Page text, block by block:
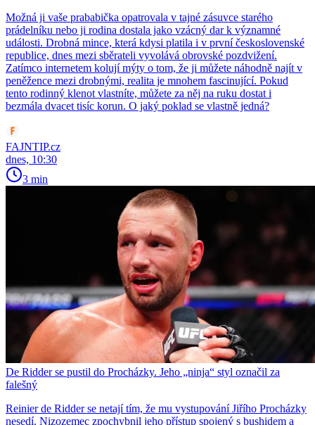
Možná ji vaše prababička opatrovala v tajné zásuvce starého
prádelníku nebo ji rodina dostala jako vzácný dar k významné
události. Drobná mince, která kdysi platila i v první československé
republice, dnes mezi sběrateli vyvolává obrovské pozdvižení.
Zatímco internetem kolují mýty o tom, že ji můžete náhodně najít v
peněžence mezi drobnými, realita je mnohem fascinující. Pokud
tento rodinný klenot vlastníte, můžete za něj na ruku dostat i
bezmála dvacet tisíc korun. O jaký poklad se vlastně jedná?
FAJNTIP.cz
dnes, 10:30
3 min
De Ridder se pustil do Procházky. Jeho „ninja“ styl označil za
falešný
Reinier de Ridder se netají tím, že mu vystupování Jiřího Procházky
nesedí. Nizozemec zpochybnil jeho přístup spojený s bushidem a